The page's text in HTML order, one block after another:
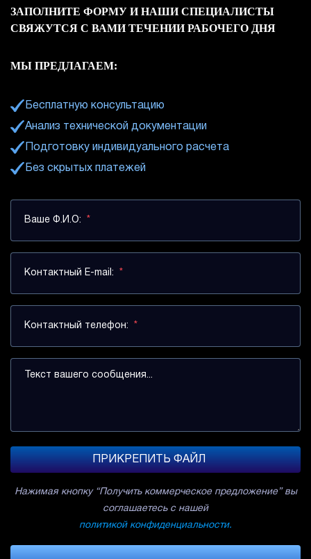
ЗАПОЛНИТЕ ФОРМУ И НАШИ СПЕЦИАЛИСТЫ
СВЯЖУТСЯ С ВАМИ ТЕЧЕНИИ РАБОЧЕГО ДНЯ
МЫ ПРЕДЛАГАЕМ:
Бесплатную консультацию
Анализ технической документации
Подготовку индивидуального расчета
Без скрытых платежей
Ваше Ф.И.О: *
Контактный E-mail: *
Контактный телефон: *
Текст вашего сообщения...
ПРИКРЕПИТЬ ФАЙЛ
Нажимая кнопку “Получить коммерческое предложение” вы
соглашаетесь с нашей
политикой конфиденциальности.